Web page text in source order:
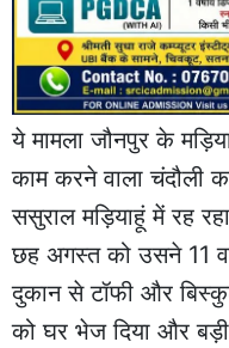
ये मामला जौनपुर के
काम करने वाला चंदौली
ससुराल मड़ियाहूं में रह
छह अगस्त को उसने 11
दुकान से टॉफी और
को घर भेज दिया और